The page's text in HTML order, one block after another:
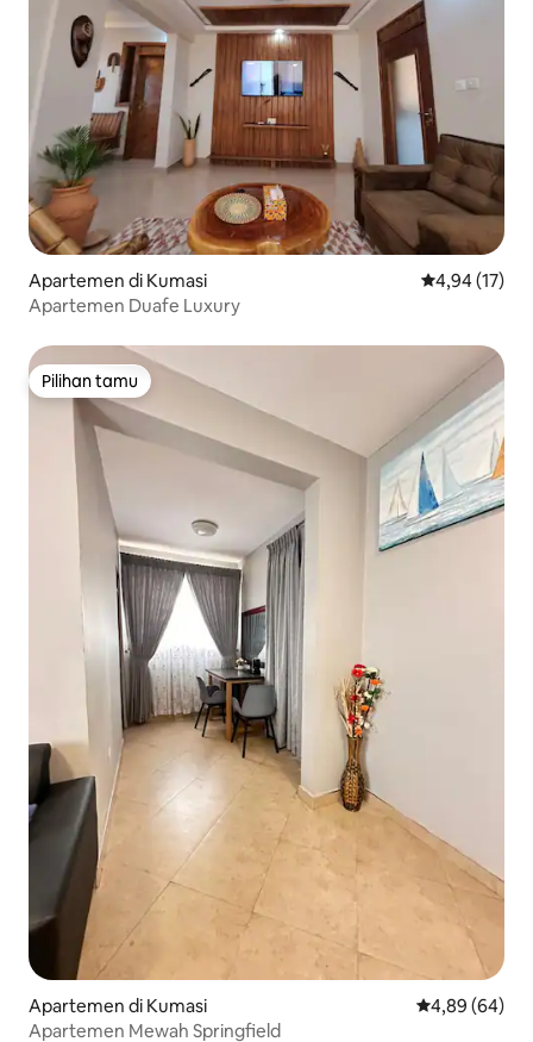
Apartemen di Kumasi Nilai rata-rata
4,94 (17)
Apartemen Duafe Luxury
Pilihan tamu
Pilihan tamu
Apartemen di Kumasi Nilai rata-rata
4,89 (64)
Apartemen Mewah Springfield